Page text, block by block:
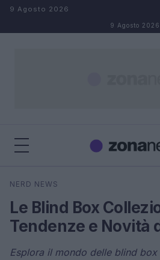
Salta al contenuto
9 Agosto 2026
9 Agosto 2026
Cerca
NERD NEWS
Le Blind Box
Tendenze e Novità
Esplora il mondo delle blind